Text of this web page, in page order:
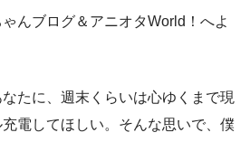
んブログ＆アニオタWorld！へよ
たに、週末くらいは心ゆくまで現
電してほしい。そんな思いで、僕